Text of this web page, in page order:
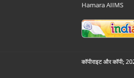
Hamara AIIMS
कॉपीराइट और कॉपी;